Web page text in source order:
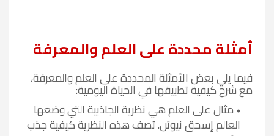
أمثلة محددة على العلم والمعرفة
فيما يلي بعض الأمثلة المحددة على العلم والمعرفة،
مع شرح كيفية تطبيقها في الحياة اليومية:
مثال على العلم هي نظرية الجاذبية التي وضعها
العالم إسحق نيوتن. تصف هذه النظرية كيفية جذب